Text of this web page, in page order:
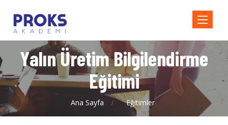
Toggle
Yalın Üretim Bilgilendirme
Eğitimi
Ana Sayfa Eğitimler